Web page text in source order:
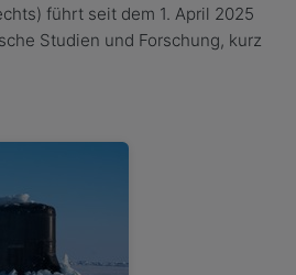
führt seit dem 1. April 2025
Studien und Forschung, kurz